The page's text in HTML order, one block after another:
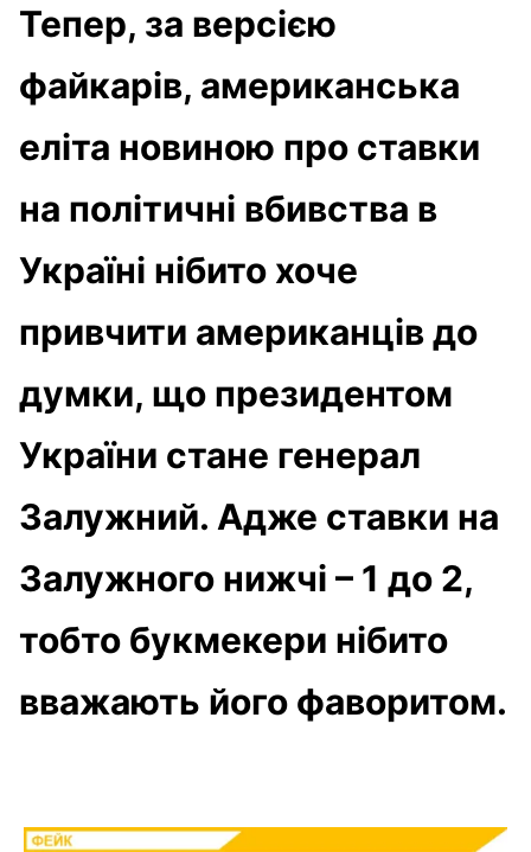
Тепер, за версією
файкарів, американська
еліта новиною про ставки
на політичні вбивства в
Україні нібито хоче
привчити американців до
думки, що президентом
України стане генерал
Залужний. Адже ставки на
Залужного нижчі – 1 до 2,
тобто букмекери нібито
вважають його фаворитом.